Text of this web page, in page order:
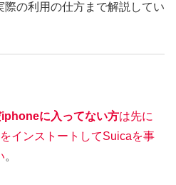
の利用の仕方まで解説してい
iphoneに入ってない方は先に
インストートしてSuicaを事
。